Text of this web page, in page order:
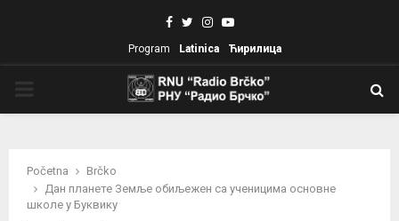
Facebook
TwitterInstagram
Youtube
Program Latinica Ћирилица
Početna
Brčko
Дан планете Земље обиљежен са ученицима основне
школе у Буквику